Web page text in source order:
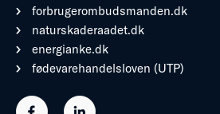
forbrugerombudsmanden.dk
naturskaderaadet.dk
energianke.dk
fødevarehandelsloven (UTP)